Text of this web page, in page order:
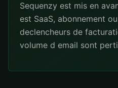
Sequenzy est mis en
est SaaS, abonnement
declencheurs de
volume d email sont